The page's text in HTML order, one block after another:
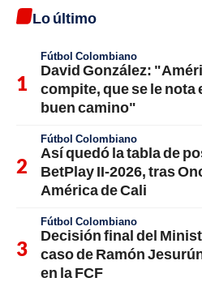
Lo último
Fútbol Colombiano
David González:
compite, que se le
buen camino"
Fútbol Colombiano
Así quedó la tabla de
BetPlay II-2026, tras
América de Cali
Fútbol Colombiano
Decisión final del
caso de Ramón
en la FCF